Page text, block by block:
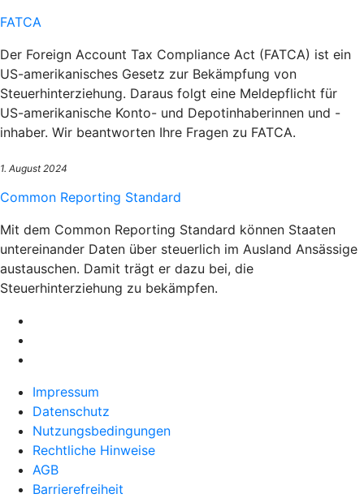
FATCA
Der Foreign Account Tax Compliance Act (FATCA) ist ein
US-amerikanisches Gesetz zur Bekämpfung von
Steuerhinterziehung. Daraus folgt eine Meldepflicht für
US-amerikanische Konto- und Depotinhaberinnen und -
inhaber. Wir beantworten Ihre Fragen zu FATCA.
1. August 2024
Common Reporting Standard
Mit dem Common Reporting Standard können Staaten
untereinander Daten über steuerlich im Ausland Ansässige
austauschen. Damit trägt er dazu bei, die
Steuerhinterziehung zu bekämpfen.
Impressum
Datenschutz
Nutzungsbedingungen
Rechtliche Hinweise
AGB
Barrierefreiheit